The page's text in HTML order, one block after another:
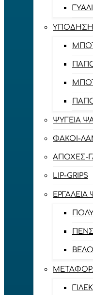
ΥΠΌΔΗΣΗ
ΨΥΓΕΊΑ
ΦΑΚΟΊ-
ΑΠΌΧΕΣ-
LIP-GRIPS